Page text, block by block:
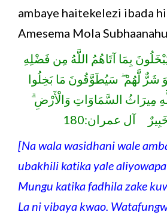
ambaye haitekelezi ibada
Amesema Mola
بِمَا آتَاهُمُ اللَّهُ مِن فَضْلِهِ
شَرٌّ لَّهُمْ ۖ سَيُطَوَّقُونَ مَا بَخِلُوا
مِيرَاثُ السَّمَاوَاتِ وَالْأَرْضِ
آل عمران:180
[Na wala wasidhani wale
ubakhili katika yale
Mungu katika fadhila zake
La ni vibaya kwao.